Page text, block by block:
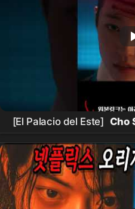
[El Palacio del Este] Cho
hyuk lo bordaron..
Nuevo lanzamiento de
¡análisis detallado
interesante, no??? #the